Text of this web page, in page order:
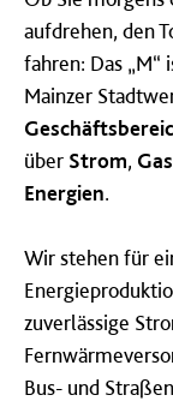
aufdrehen, den
fahren: Das
Mainzer
über Strom, Gas
Energien.
Wir stehen für
zuverlässige
Bus- und